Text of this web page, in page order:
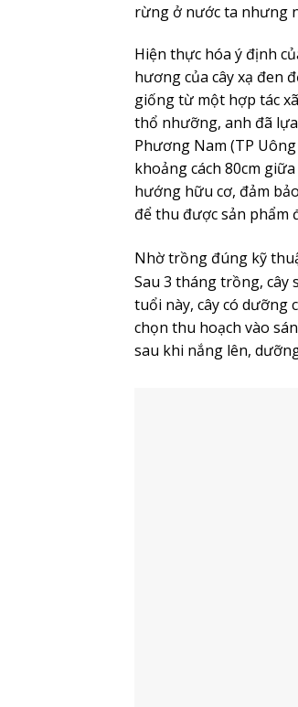
rừng ở nước ta nhưng
Hiện thực hóa ý định
hương của cây xạ đen
giống từ một hợp tác
thổ nhưỡng, anh đã
Phương Nam (TP
khoảng cách 80cm
hướng hữu cơ, đảm
để thu được sản phẩm
Nhờ trồng đúng kỹ
Sau 3 tháng trồng, cây
tuổi này, cây có dưỡng
chọn thu hoạch vào
sau khi nắng lên,